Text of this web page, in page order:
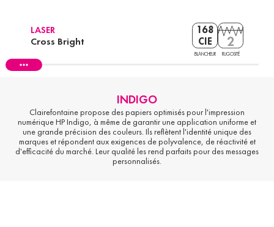
LASER
Cross Bright
168
CIE
BLANCHEUR
2
RUGOSITÉ
INDIGO
Clairefontaine propose des papiers optimisés pour l'impression
numérique HP Indigo, à même de garantir une application uniforme et
une grande précision des couleurs. Ils reflètent l'identité unique des
marques et répondent aux exigences de polyvalence, de réactivité et
d'efficacité du marché. Leur qualité les rend parfaits pour des messages
personnalisés.